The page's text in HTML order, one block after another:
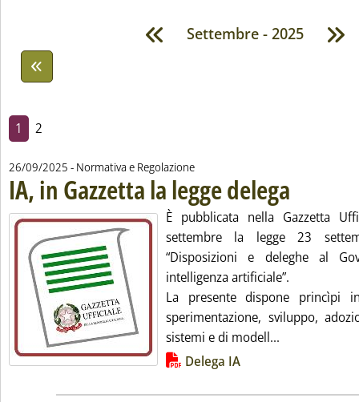
Settembre - 2025
1 2
26/09/2025 - Normativa e Regolazione
IA, in Gazzetta la legge delega
È pubblicata nella Gazzetta
settembre la legge 23
“Disposizioni e deleghe al
intelligenza artificiale”.
La presente dispone princìpi
sperimentazione, sviluppo,
sistemi e di modell...
Lista allegati PDF alla notizia
Delega IA